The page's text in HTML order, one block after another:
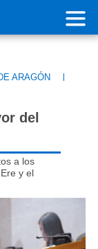
ARAGÓN |
del
a los
y el